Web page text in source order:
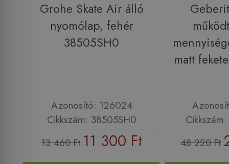
Grohe Skate Air álló
nyomólap, fehér
38505SH0
Azonosító: 126024
Cikkszám: 38505SH0
13 460 Ft 11 300 Ft
matt
48 220 Ft